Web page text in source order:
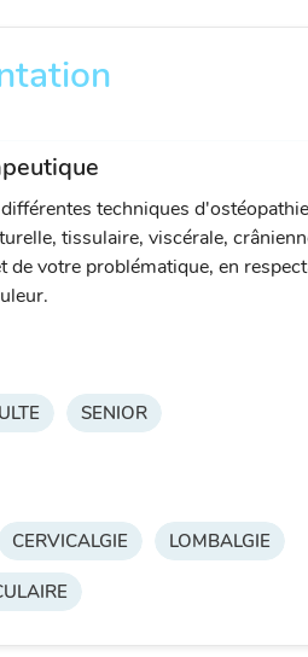
techniques d'ostéopathie
tissulaire, viscérale,
de votre problématique, en
SENIOR
CERVICALGIE LOMBALGIE